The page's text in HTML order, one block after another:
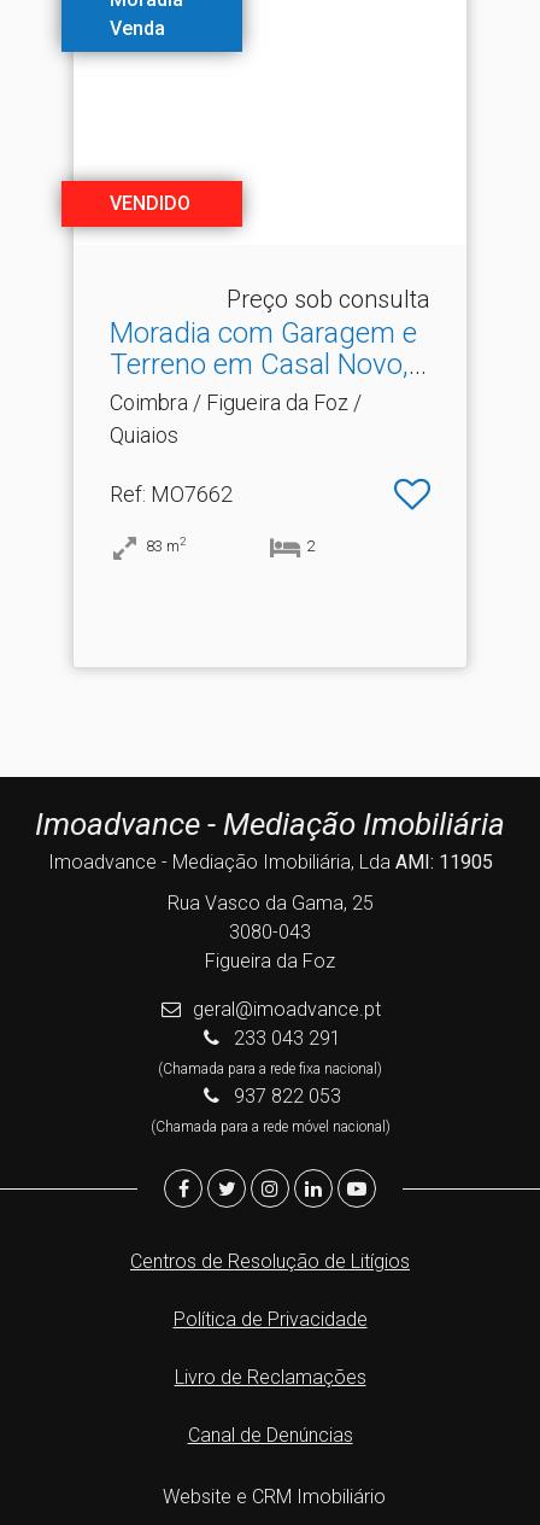
Venda
VENDIDO
Preço sob consulta
Moradia com Garagem e
Terreno em Casal Novo, .​
..
Coimbra / Figueira da Foz /
Quiaios
Ref: MO7662
83 m2 2
Imoadvance - Mediação Imobiliária
Imoadvance - Mediação Imobiliária, Lda AMI: 11905
Rua Vasco da Gama, 25
3080-043
Figueira da Foz
geral@imoadvance.pt
233 043 291
(Chamada para a rede fixa nacional)
937 822 053
(Chamada para a rede móvel nacional)
Centros de Resolução de Litígios
Política de Privacidade
Livro de Reclamações
Canal de Denúncias
Website e CRM Imobiliário